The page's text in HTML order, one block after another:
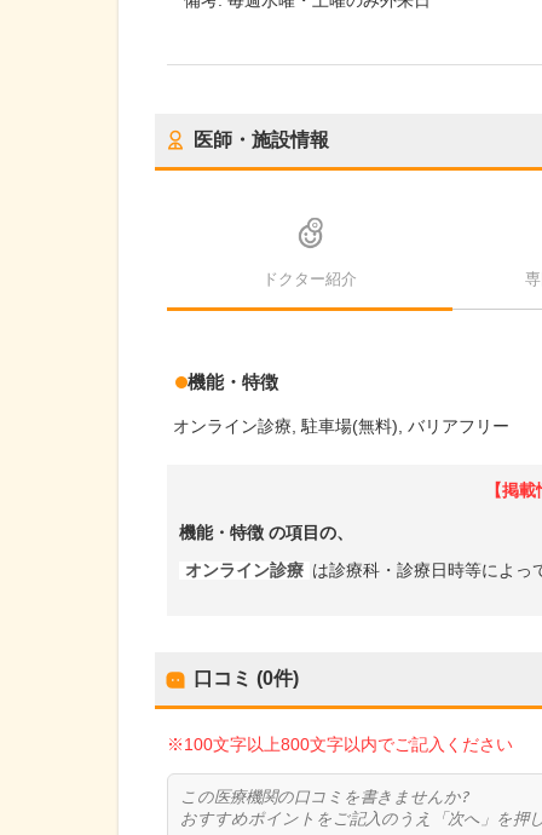
医師・施設情報
ドクター紹介
機能・特徴
オンライン診療 駐車場(無料) バリアフリー
【掲
機能・特徴 の項目の、
オンライン診療 は診療科・診療日時等によっ
口コミ (0件)
※100文字以上800文字以内でご記入ください